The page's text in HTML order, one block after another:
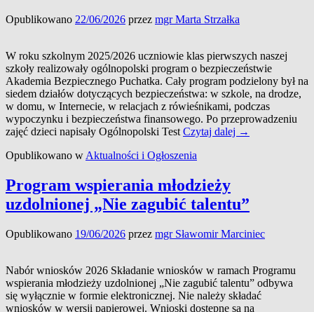
Opublikowano 22/06/2026 przez mgr Marta Strzałka
W roku szkolnym 2025/2026 uczniowie klas pierwszych naszej
szkoły realizowały ogólnopolski program o bezpieczeństwie
Akademia Bezpiecznego Puchatka. Cały program podzielony był na
siedem działów dotyczących bezpieczeństwa: w szkole, na drodze,
w domu, w Internecie, w relacjach z rówieśnikami, podczas
wypoczynku i bezpieczeństwa finansowego. Po przeprowadzeniu
zajęć dzieci napisały Ogólnopolski Test Czytaj dalej Akademia
→
Opublikowano w Aktualności i Ogłoszenia
Program wspierania młodzieży
uzdolnionej „Nie zagubić talentu”
Opublikowano 19/06/2026 przez mgr Sławomir Marciniec
Nabór wniosków 2026 Składanie wniosków w ramach Programu
wspierania młodzieży uzdolnionej „Nie zagubić talentu” odbywa
się wyłącznie w formie elektronicznej. Nie należy składać
wniosków w wersji papierowej. Wnioski dostępne są na